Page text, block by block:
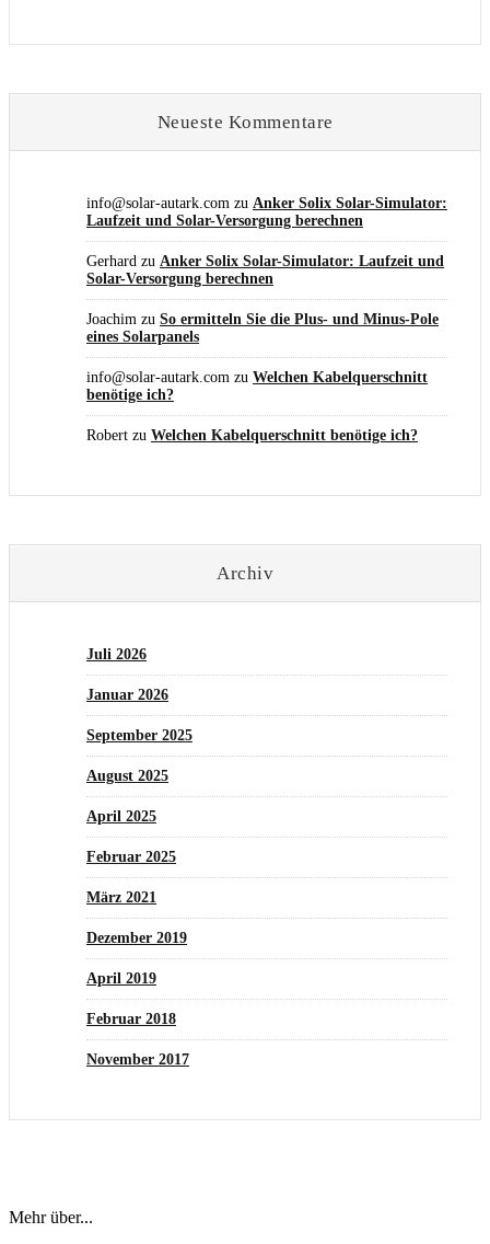
Neueste Kommentare
info@solar-autark.com zu Anker Solix Solar-Simulator:
Laufzeit und Solar-Versorgung berechnen
Gerhard zu Anker Solix Solar-Simulator: Laufzeit und
Solar-Versorgung berechnen
Joachim zu So ermitteln Sie die Plus- und Minus-Pole
eines Solarpanels
info@solar-autark.com zu Welchen Kabelquerschnitt
benötige ich?
Robert zu Welchen Kabelquerschnitt benötige ich?
Archiv
Juli 2026
Januar 2026
September 2025
August 2025
April 2025
Februar 2025
März 2021
Dezember 2019
April 2019
Februar 2018
November 2017
Mehr über...